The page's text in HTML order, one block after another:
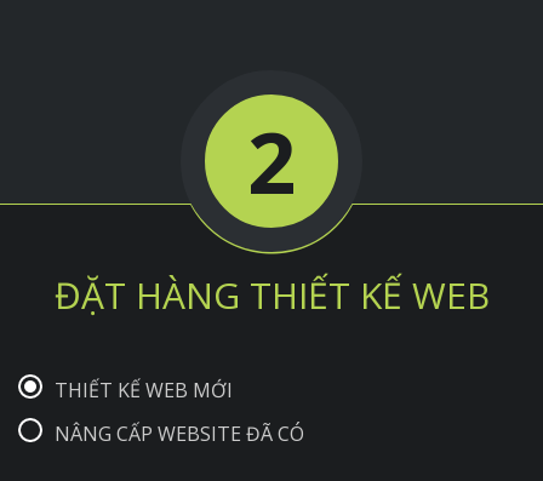
2
ĐẶT HÀNG THIẾT KẾ WEB
THIẾT KẾ WEB MỚI
NÂNG CẤP WEBSITE ĐÃ CÓ